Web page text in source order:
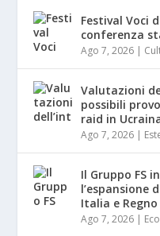
Festival Voci
conferenza
Ago 7, 2026 |
Valutazioni
possibili
raid in
Ago 7, 2026 |
Il Gruppo FS
l’espansione
Italia e
Ago 7, 2026 |